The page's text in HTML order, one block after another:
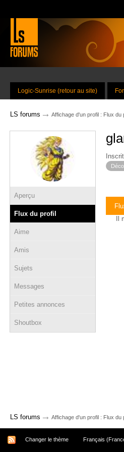
Logic-Sunrise (retour au site)
LS forums → Affichage d'un profil : Flux du
Aperçu
Flux du profil
Aime
Amis
Sujets
Messages
Petites annonces
Shoutbox
LS forums → Affichage d'un profil : Flux du
Changer le thème Français